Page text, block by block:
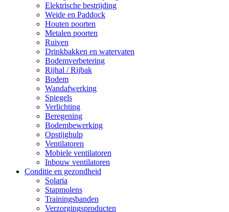
Elektrische bestrijding
Weide en Paddock
Houten poorten
Metalen poorten
Ruiven
Drinkbakken en watervaten
Bodemverbetering
Rijhal / Rijbak
Bodem
Wandafwerking
Spiegels
Verlichting
Beregening
Bodembewerking
Opstijghulp
Ventilatoren
Mobiele ventilatoren
Inbouw ventilatoren
Conditie en gezondheid
Solaria
Stapmolens
Trainingsbanden
Verzorgingsproducten